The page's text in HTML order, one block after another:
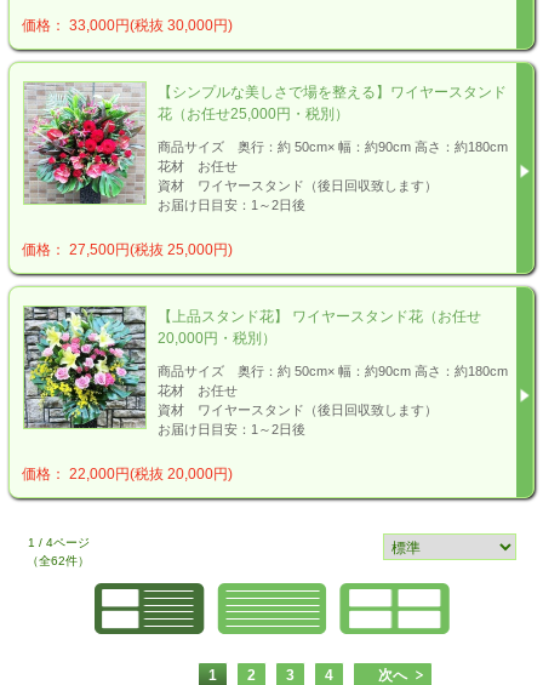
価格： 33,000円(税抜 30,000円)
【シンプルな美しさで場を整える】ワイヤースタンド
花（お任せ25,000円・税別）
商品サイズ 奥行：約 50cm× 幅：約90cm 高さ：約180cm
花材 お任せ
資材 ワイヤースタンド（後日回収致します）
お届け日目安：1～2日後
価格： 27,500円(税抜 25,000円)
【上品スタンド花】 ワイヤースタンド花（お任せ
20,000円・税別）
商品サイズ 奥行：約 50cm× 幅：約90cm 高さ：約180cm
花材 お任せ
資材 ワイヤースタンド（後日回収致します）
お届け日目安：1～2日後
価格： 22,000円(税抜 20,000円)
1 / 4ページ
（全62件）
1 2 3 4 次へ